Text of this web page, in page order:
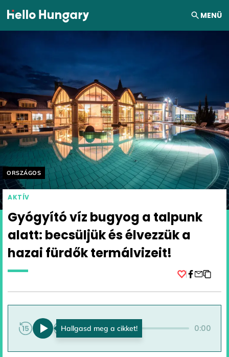
Ugrás a tartalomhoz MENÜ
Helyszín címkék:
ORSZÁGOS
AKTÍV
Gyógyító víz bugyog a talpunk
alatt: becsüljük és élvezzük a
hazai fürdők termálvizeit!
0:00 0:00